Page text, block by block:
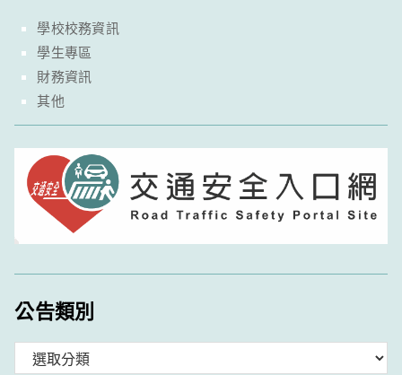
學校校務資訊
學生專區
財務資訊
其他
公告類別